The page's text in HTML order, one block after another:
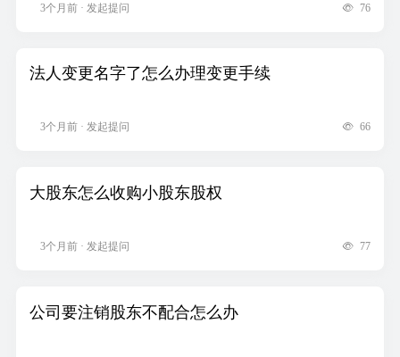
3个月前 · 发起提问 76
法人变更名字了怎么办理变更手续
3个月前 · 发起提问 66
大股东怎么收购小股东股权
3个月前 · 发起提问 77
公司要注销股东不配合怎么办